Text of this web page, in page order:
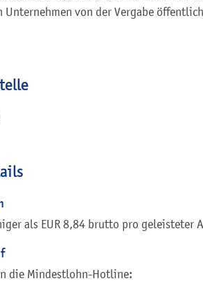
Unternehmen von der Vergabe
als EUR 8,84 brutto pro geleisteter
die Mindestlohn-Hotline: